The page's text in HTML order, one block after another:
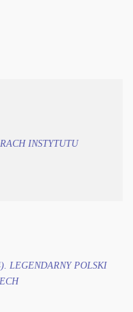
INSTYTUTU
LEGENDARNY POLSKI